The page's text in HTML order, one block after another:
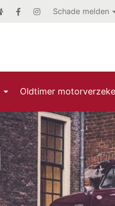
Schade melden
Oldtimer